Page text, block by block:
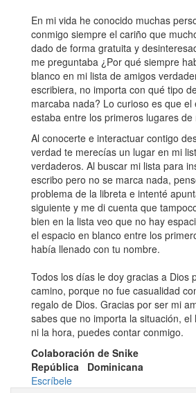
En mi vida he conocido muchas
conmigo siempre el cariño que
dado de forma gratuita y
me preguntaba ¿Por qué siempre
blanco en mi lista de amigos
escribiera, no importa con qué tipo
marcaba nada? Lo curioso es que el
estaba entre los primeros lugares de
Al conocerte e interactuar contigo
verdad te merecías un lugar en mi
verdaderos. Al buscar mi lista para
escribo pero no se marca nada,
problema de la libreta e intenté
siguiente y me di cuenta que
bien en la lista veo que no hay
el espacio en blanco entre los
había llenado con tu nombre.
Todos los días le doy gracias a Dios
camino, porque no fue casualidad
regalo de Dios. Gracias por ser mi
sabes que no importa la situación,
ni la hora, puedes contar conmigo.
Colaboración de Snike
República Dominicana
Escríbele